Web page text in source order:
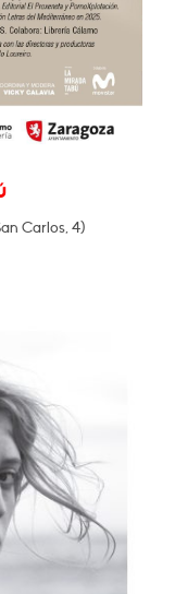
Carlos, 4)